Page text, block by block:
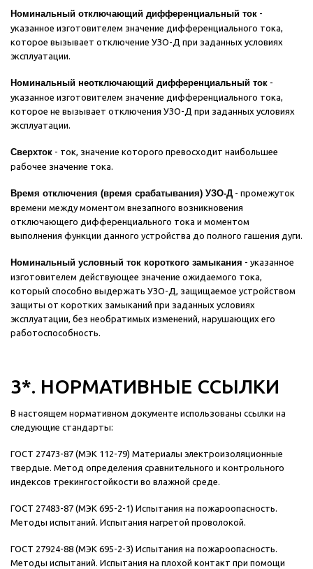
Номинальный отключающий дифференциальный ток -
указанное изготовителем значение дифференциального тока,
которое вызывает отключение УЗО-Д при заданных условиях
эксплуатации.
Номинальный неотключающий дифференциальный ток -
указанное изготовителем значение дифференциального тока,
которое не вызывает отключения УЗО-Д при заданных условиях
эксплуатации.
Сверхток - ток, значение которого превосходит наибольшее
рабочее значение тока.
Время отключения (время срабатывания) УЗО-Д - промежуток
времени между моментом внезапного возникновения
отключающего дифференциального тока и моментом
выполнения функции данного устройства до полного гашения дуги.
Номинальный условный ток короткого замыкания - указанное
изготовителем действующее значение ожидаемого тока,
который способно выдержать УЗО-Д, защищаемое устройством
защиты от коротких замыканий при заданных условиях
эксплуатации, без необратимых изменений, нарушающих его
работоспособность.
3*. НОРМАТИВНЫЕ ССЫЛКИ
В настоящем нормативном документе использованы ссылки на
следующие стандарты:
ГОСТ 27473-87 (МЭК 112-79) Материалы электроизоляционные
твердые. Метод определения сравнительного и контрольного
индексов трекингостойкости во влажной среде.
ГОСТ 27483-87 (МЭК 695-2-1) Испытания на пожароопасность.
Методы испытаний. Испытания нагретой проволокой.
ГОСТ 27924-88 (МЭК 695-2-3) Испытания на пожароопасность.
Методы испытаний. Испытания на плохой контакт при помощи